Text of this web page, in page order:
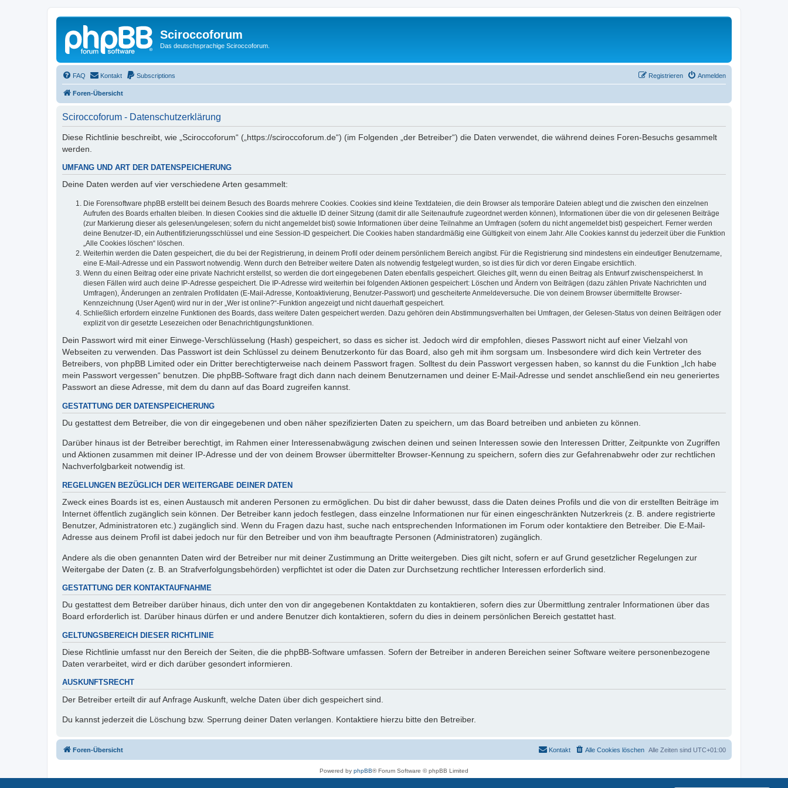
Sciroccoforum
Das deutschsprachige Sciroccoforum.
FAQ Kontakt Subscriptions Anmelden
Registrieren
Foren-Übersicht
Sciroccoforum - Datenschutzerklärung
Diese Richtlinie beschreibt, wie „Sciroccoforum“ („https://sciroccoforum.de“) (im Folgenden „der Betreiber“) die Daten verwendet, die während deines Foren-Besuchs gesammelt
werden.
UMFANG UND ART DER DATENSPEICHERUNG
Deine Daten werden auf vier verschiedene Arten gesammelt:
Die Forensoftware phpBB erstellt bei deinem Besuch des Boards mehrere Cookies. Cookies sind kleine Textdateien, die dein Browser als temporäre Dateien ablegt und die zwischen den einzelnen
Aufrufen des Boards erhalten bleiben. In diesen Cookies sind die aktuelle ID deiner Sitzung (damit dir alle Seitenaufrufe zugeordnet werden können), Informationen über die von dir gelesenen Beiträge
(zur Markierung dieser als gelesen/ungelesen; sofern du nicht angemeldet bist) sowie Informationen über deine Teilnahme an Umfragen (sofern du nicht angemeldet bist) gespeichert. Ferner werden
deine Benutzer-ID, ein Authentifizierungsschlüssel und eine Session-ID gespeichert. Die Cookies haben standardmäßig eine Gültigkeit von einem Jahr. Alle Cookies kannst du jederzeit über die Funktion
„Alle Cookies löschen“ löschen.
Weiterhin werden die Daten gespeichert, die du bei der Registrierung, in deinem Profil oder deinem persönlichem Bereich angibst. Für die Registrierung sind mindestens ein eindeutiger Benutzername,
eine E-Mail-Adresse und ein Passwort notwendig. Wenn durch den Betreiber weitere Daten als notwendig festgelegt wurden, so ist dies für dich vor deren Eingabe ersichtlich.
Wenn du einen Beitrag oder eine private Nachricht erstellst, so werden die dort eingegebenen Daten ebenfalls gespeichert. Gleiches gilt, wenn du einen Beitrag als Entwurf zwischenspeicherst. In
diesen Fällen wird auch deine IP-Adresse gespeichert. Die IP-Adresse wird weiterhin bei folgenden Aktionen gespeichert: Löschen und Ändern von Beiträgen (dazu zählen Private Nachrichten und
Umfragen), Änderungen an zentralen Profildaten (E-Mail-Adresse, Kontoaktivierung, Benutzer-Passwort) und gescheiterte Anmeldeversuche. Die von deinem Browser übermittelte Browser-
Kennzeichnung (User Agent) wird nur in der „Wer ist online?“-Funktion angezeigt und nicht dauerhaft gespeichert.
Schließlich erfordern einzelne Funktionen des Boards, dass weitere Daten gespeichert werden. Dazu gehören dein Abstimmungsverhalten bei Umfragen, der Gelesen-Status von deinen Beiträgen oder
explizit von dir gesetzte Lesezeichen oder Benachrichtigungsfunktionen.
Dein Passwort wird mit einer Einwege-Verschlüsselung (Hash) gespeichert, so dass es sicher ist. Jedoch wird dir empfohlen, dieses Passwort nicht auf einer Vielzahl von
Webseiten zu verwenden. Das Passwort ist dein Schlüssel zu deinem Benutzerkonto für das Board, also geh mit ihm sorgsam um. Insbesondere wird dich kein Vertreter des
Betreibers, von phpBB Limited oder ein Dritter berechtigterweise nach deinem Passwort fragen. Solltest du dein Passwort vergessen haben, so kannst du die Funktion „Ich habe
mein Passwort vergessen“ benutzen. Die phpBB-Software fragt dich dann nach deinem Benutzernamen und deiner E-Mail-Adresse und sendet anschließend ein neu generiertes
Passwort an diese Adresse, mit dem du dann auf das Board zugreifen kannst.
GESTATTUNG DER DATENSPEICHERUNG
Du gestattest dem Betreiber, die von dir eingegebenen und oben näher spezifizierten Daten zu speichern, um das Board betreiben und anbieten zu können.
Darüber hinaus ist der Betreiber berechtigt, im Rahmen einer Interessenabwägung zwischen deinen und seinen Interessen sowie den Interessen Dritter, Zeitpunkte von Zugriffen
und Aktionen zusammen mit deiner IP-Adresse und der von deinem Browser übermittelter Browser-Kennung zu speichern, sofern dies zur Gefahrenabwehr oder zur rechtlichen
Nachverfolgbarkeit notwendig ist.
REGELUNGEN BEZÜGLICH DER WEITERGABE DEINER DATEN
Zweck eines Boards ist es, einen Austausch mit anderen Personen zu ermöglichen. Du bist dir daher bewusst, dass die Daten deines Profils und die von dir erstellten Beiträge im
Internet öffentlich zugänglich sein können. Der Betreiber kann jedoch festlegen, dass einzelne Informationen nur für einen eingeschränkten Nutzerkreis (z. B. andere registrierte
Benutzer, Administratoren etc.) zugänglich sind. Wenn du Fragen dazu hast, suche nach entsprechenden Informationen im Forum oder kontaktiere den Betreiber. Die E-Mail-
Adresse aus deinem Profil ist dabei jedoch nur für den Betreiber und von ihm beauftragte Personen (Administratoren) zugänglich.
Andere als die oben genannten Daten wird der Betreiber nur mit deiner Zustimmung an Dritte weitergeben. Dies gilt nicht, sofern er auf Grund gesetzlicher Regelungen zur
Weitergabe der Daten (z. B. an Strafverfolgungsbehörden) verpflichtet ist oder die Daten zur Durchsetzung rechtlicher Interessen erforderlich sind.
GESTATTUNG DER KONTAKTAUFNAHME
Du gestattest dem Betreiber darüber hinaus, dich unter den von dir angegebenen Kontaktdaten zu kontaktieren, sofern dies zur Übermittlung zentraler Informationen über das
Board erforderlich ist. Darüber hinaus dürfen er und andere Benutzer dich kontaktieren, sofern du dies in deinem persönlichen Bereich gestattet hast.
GELTUNGSBEREICH DIESER RICHTLINIE
Diese Richtlinie umfasst nur den Bereich der Seiten, die die phpBB-Software umfassen. Sofern der Betreiber in anderen Bereichen seiner Software weitere personenbezogene
Daten verarbeitet, wird er dich darüber gesondert informieren.
AUSKUNFTSRECHT
Der Betreiber erteilt dir auf Anfrage Auskunft, welche Daten über dich gespeichert sind.
Du kannst jederzeit die Löschung bzw. Sperrung deiner Daten verlangen. Kontaktiere hierzu bitte den Betreiber.
Foren-Übersicht Alle Zeiten sind UTC+01:00
Alle Cookies löschen
Kontakt
Powered by phpBB® Forum Software © phpBB Limited